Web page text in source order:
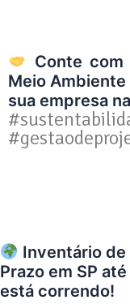
Conte com
Meio Ambiente
sua empresa
Inventário de
Prazo em SP
está correndo!